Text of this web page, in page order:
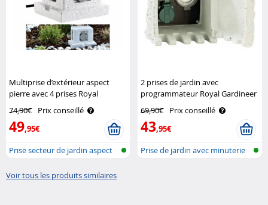
Multiprise d’extérieur aspect
pierre avec 4 prises Royal
74,90€ Prix conseillé
49,95€
Prise secteur de jardin aspect
2 prises de jardin avec
programmateur Royal Gardineer
69,90€ Prix conseillé
43,95€
Prise de jardin avec minuterie
Voir tous les produits similaires